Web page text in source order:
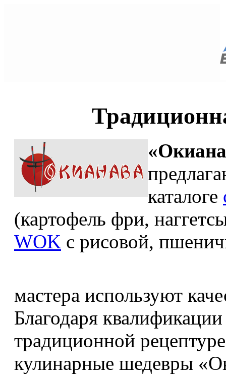
каталоге
(картофель фри,
WOK с рисовой,
мастера используют
Благодаря
традиционной
кулинарные шедевры